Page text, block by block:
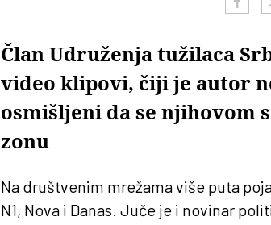
Član Udruženja tužilaca
video klipovi, čiji je autor
osmišljeni da se njihovom
zonu
Na društvenim mrežama više puta
N1, Nova i Danas. Juče je i novinar